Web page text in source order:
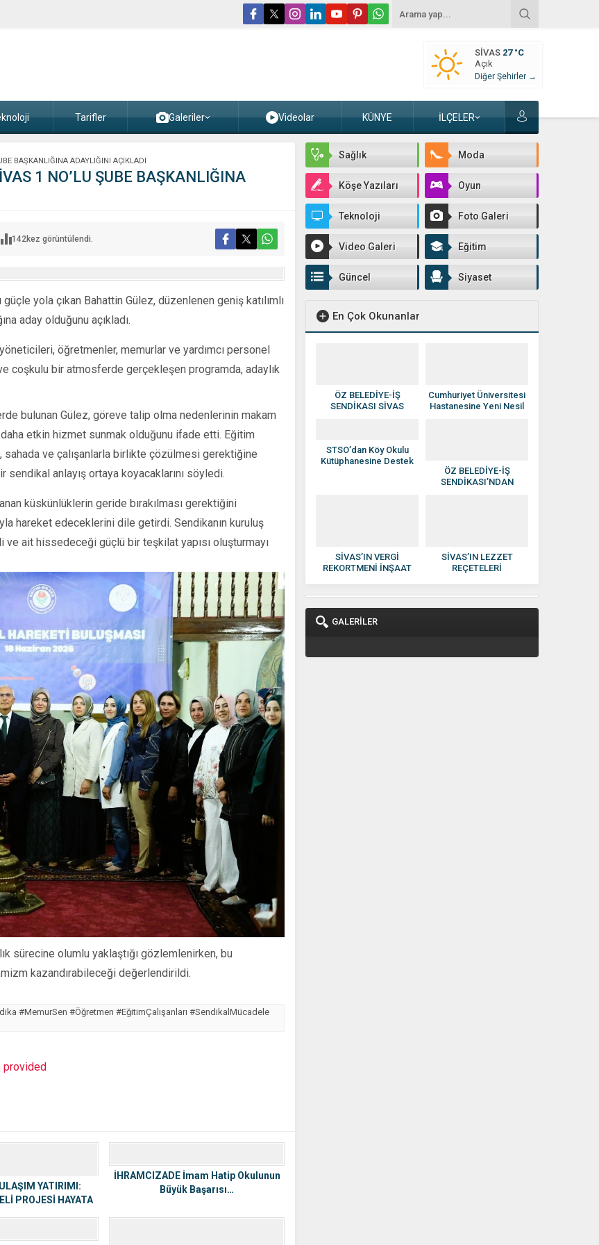
SIVAS 27 °C
Açık
Diğer Şehirler →
Tarifler Galeriler Videolar KÜNYE İLÇELER
BAŞKANLIĞINA ADAYLIĞINI AÇIKLADI
1 NO’LU ŞUBE BAŞKANLIĞINA
142kez görüntülendi.
yola çıkan Bahattin Gülez, düzenlenen geniş katılımlı
aday olduğunu açıkladı.
öğretmenler, memurlar ve yardımcı personel
coşkulu bir atmosferde gerçekleşen programda, adaylık
bulunan Gülez, göreve talip olma nedenlerinin makam
daha etkin hizmet sunmak olduğunu ifade etti. Eğitim
sahada ve çalışanlarla birlikte çözülmesi gerektiğine
sendikal anlayış ortaya koyacaklarını söyledi.
küskünlüklerin geride bırakılması gerektiğini
hareket edeceklerini dile getirdi. Sendikanın kuruluş
ait hissedeceği güçlü bir teşkilat yapısı oluşturmayı
sürecine olumlu yaklaştığı gözlemlenirken, bu
kazandırabileceği değerlendirildi.
#MemurSen #Öğretmen #EğitimÇalışanları #SendikalMücadele
provided
YATIRIMI:
PROJESİ HAYATA
İHRAMCIZADE İmam Hatip Okulunun
Büyük Başarısı…
Sağlık Moda
Köşe Yazıları Oyun
Teknoloji Foto Galeri
Video Galeri Eğitim
Güncel Siyaset
En Çok Okunanlar
ÖZ BELEDİYE-İŞ
SENDİKASI SİVAS
Cumhuriyet Üniversitesi
Hastanesine Yeni Nesil
STSO’dan Köy Okulu
Kütüphanesine Destek
ÖZ BELEDİYE-İŞ
SENDİKASI’NDAN
SİVAS’IN VERGİ
REKORTMENİ İNŞAAT
SİVAS’IN LEZZET
REÇETELERİ
GALERİLER